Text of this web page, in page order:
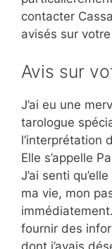
contacter
avisés sur
Avis sur
J’ai eu une
tarologue
l’interprétation
Elle s’appelle
J’ai senti
ma vie, mon
fournir des